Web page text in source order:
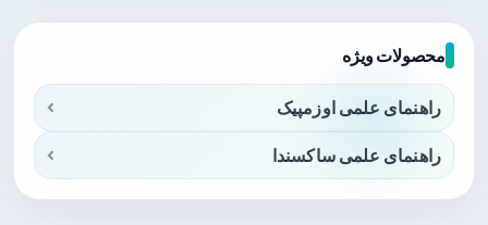
محصولات ویژه
راهنمای علمی اوزمپیک
راهنمای علمی ساکسندا